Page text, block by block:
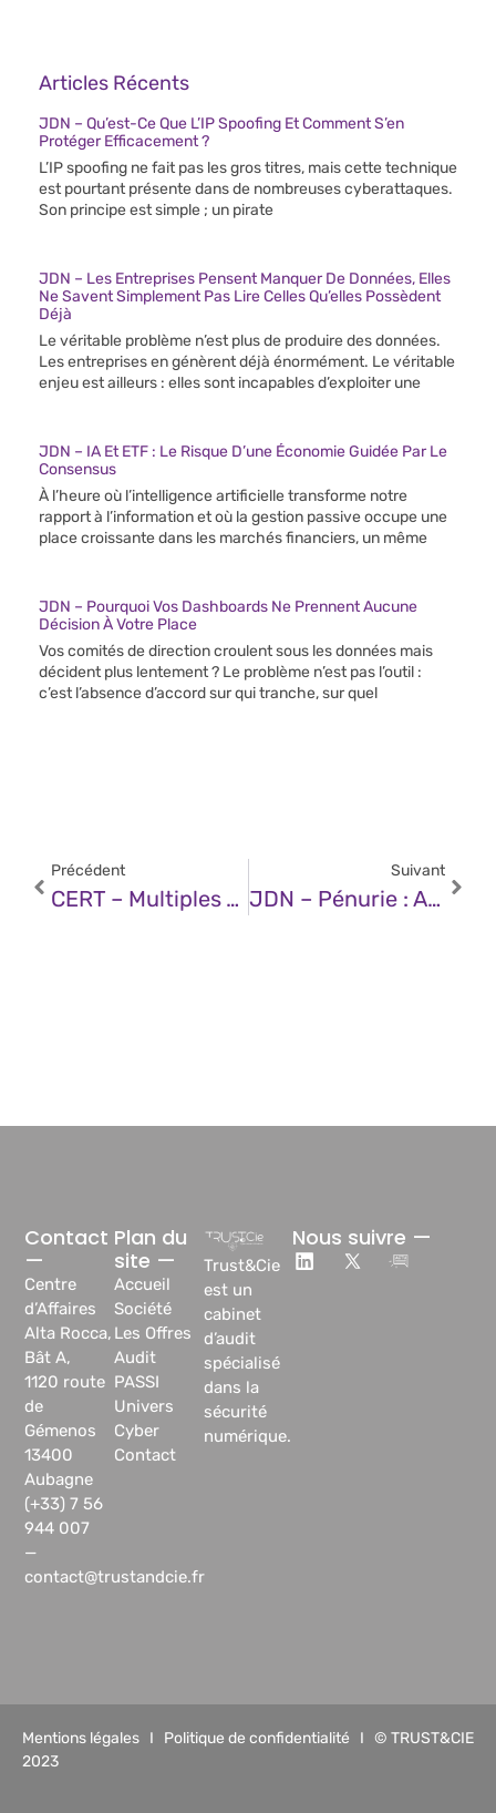
Articles Récents
JDN – Qu’est-Ce Que L’IP Spoofing Et Comment S’en
Protéger Efficacement ?
L’IP spoofing ne fait pas les gros titres, mais cette technique
est pourtant présente dans de nombreuses cyberattaques.
Son principe est simple ; un pirate
JDN – Les Entreprises Pensent Manquer De Données, Elles
Ne Savent Simplement Pas Lire Celles Qu’elles Possèdent
Déjà
Le véritable problème n’est plus de produire des données.
Les entreprises en génèrent déjà énormément. Le véritable
enjeu est ailleurs : elles sont incapables d’exploiter une
JDN – IA Et ETF : Le Risque D’une Économie Guidée Par Le
Consensus
À l’heure où l’intelligence artificielle transforme notre
rapport à l’information et où la gestion passive occupe une
place croissante dans les marchés financiers, un même
JDN – Pourquoi Vos Dashboards Ne Prennent Aucune
Décision À Votre Place
Vos comités de direction croulent sous les données mais
décident plus lentement ? Le problème n’est pas l’outil :
c’est l’absence d’accord sur qui tranche, sur quel
Précédent
CERT – Multiples Vulnérabilités Dans Le Noyau Linux De SUSE (12 Décembre 2025)
Suivant
JDN – Pénurie : Après Les Semi-Conducteurs, C’est La Mémoire Qui Flanche
Trust&Cie
est un
cabinet
d’audit
spécialisé
dans la
sécurité
numérique.
Plan du
site —
Accueil
Société
Les Offres
Audit
PASSI
Univers
Cyber
Contact
Contact
—
Centre
d’Affaires
Alta Rocca,
Bât A,
1120 route
de
Gémenos
13400
Aubagne
(+33) 7 56
944 007
—
contact@trustandcie.fr
Nous suivre —
Mentions légales I Politique de confidentialité I © TRUST&CIE
2023